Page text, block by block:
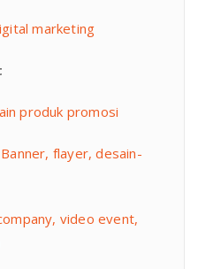
marketing
produk promosi
flayer, desain-
video event,